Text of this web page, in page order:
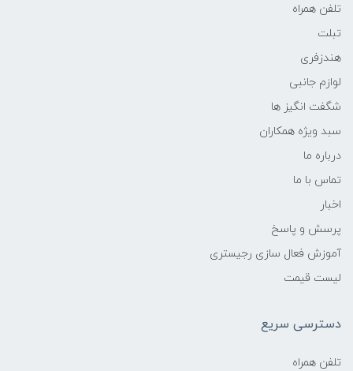
تلفن همراه
تبلت
هندزفری
لوازم جانبی
شگفت انگیز ها
سبد ویژه همکاران
درباره ما
تماس با ما
اخبار
پرسش و پاسخ
آموزش فعال سازی رجیستری
لیست قیمت
دسترسی سریع
تلفن همراه